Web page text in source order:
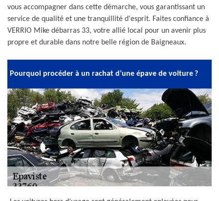
vous accompagner dans cette démarche, vous garantissant un
service de qualité et une tranquillité d'esprit. Faites confiance à
VERRIO Mike débarras 33, votre allié local pour un avenir plus
propre et durable dans notre belle région de Baigneaux.
Pourquoi procéder à un rachat d’une épave de voiture ?